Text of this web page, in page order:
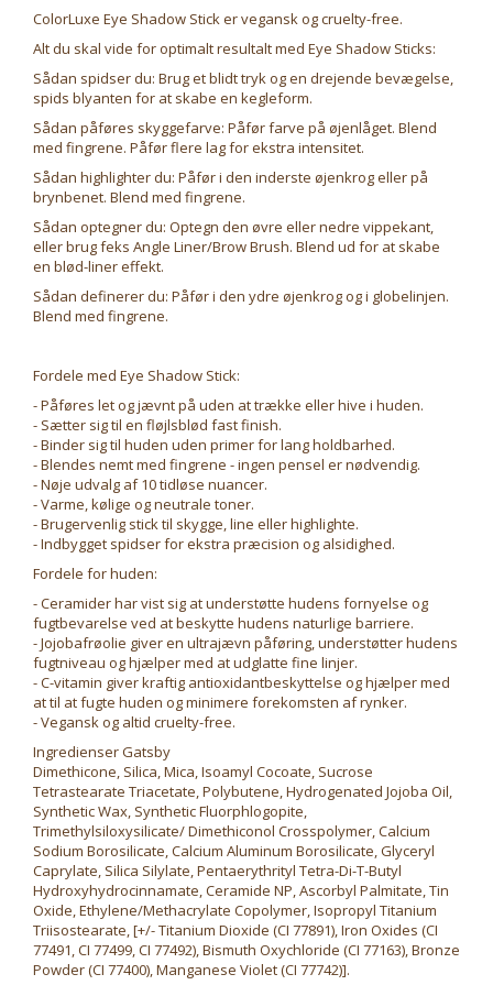
ColorLuxe Eye Shadow Stick er vegansk og cruelty-free.
Alt du skal vide for optimalt resultalt med Eye Shadow Sticks:
Sådan spidser du: Brug et blidt tryk og en drejende bevægelse,
spids blyanten for at skabe en kegleform.
Sådan påføres skyggefarve: Påfør farve på øjenlåget. Blend
med fingrene. Påfør flere lag for ekstra intensitet.
Sådan highlighter du: Påfør i den inderste øjenkrog eller på
brynbenet. Blend med fingrene.
Sådan optegner du: Optegn den øvre eller nedre vippekant,
eller brug feks Angle Liner/Brow Brush. Blend ud for at skabe
en blød-liner effekt.
Sådan definerer du: Påfør i den ydre øjenkrog og i globelinjen.
Blend med fingrene.
Fordele med Eye Shadow Stick:
- Påføres let og jævnt på uden at trække eller hive i huden.
- Sætter sig til en fløjlsblød fast finish.
- Binder sig til huden uden primer for lang holdbarhed.
- Blendes nemt med fingrene - ingen pensel er nødvendig.
- Nøje udvalg af 10 tidløse nuancer.
- Varme, kølige og neutrale toner.
- Brugervenlig stick til skygge, line eller highlighte.
- Indbygget spidser for ekstra præcision og alsidighed.
Fordele for huden:
- Ceramider har vist sig at understøtte hudens fornyelse og
fugtbevarelse ved at beskytte hudens naturlige barriere.
- Jojobafrøolie giver en ultrajævn påføring, understøtter hudens
fugtniveau og hjælper med at udglatte fine linjer.
- C-vitamin giver kraftig antioxidantbeskyttelse og hjælper med
at til at fugte huden og minimere forekomsten af rynker.
- Vegansk og altid cruelty-free.
Ingredienser Gatsby
Dimethicone, Silica, Mica, Isoamyl Cocoate, Sucrose
Tetrastearate Triacetate, Polybutene, Hydrogenated Jojoba Oil,
Synthetic Wax, Synthetic Fluorphlogopite,
Trimethylsiloxysilicate/ Dimethiconol Crosspolymer, Calcium
Sodium Borosilicate, Calcium Aluminum Borosilicate, Glyceryl
Caprylate, Silica Silylate, Pentaerythrityl Tetra-Di-T-Butyl
Hydroxyhydrocinnamate, Ceramide NP, Ascorbyl Palmitate, Tin
Oxide, Ethylene/Methacrylate Copolymer, Isopropyl Titanium
Triisostearate, [+/- Titanium Dioxide (CI 77891), Iron Oxides (CI
77491, CI 77499, CI 77492), Bismuth Oxychloride (CI 77163), Bronze
Powder (CI 77400), Manganese Violet (CI 77742)].